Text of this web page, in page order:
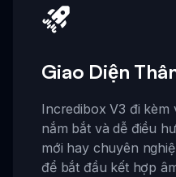
Giao Diện
Incredibox V3 đi kèm
nắm bắt và dễ điều
mới hay chuyên
để bắt đầu kết hợp